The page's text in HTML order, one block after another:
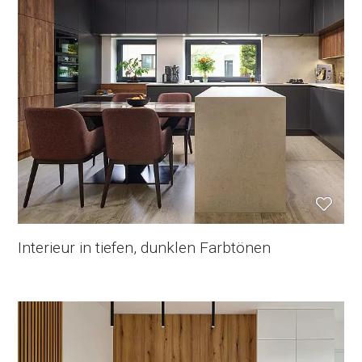
Interieur in tiefen, dunklen Farbtönen